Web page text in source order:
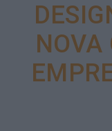
NOVA